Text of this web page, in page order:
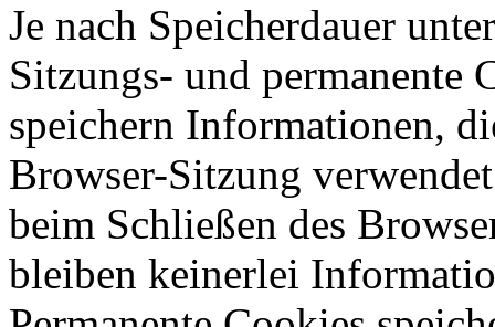
Je nach Speicherdauer
Sitzungs- und permanente
speichern Informationen,
Browser-Sitzung
beim Schließen des
bleiben keinerlei